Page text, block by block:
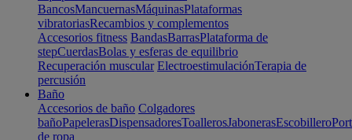
BancosMancuernasMáquinasPlataformas
vibratoriasRecambios y complementos
Accesorios fitness BandasBarrasPlataforma de
stepCuerdasBolas y esferas de equilibrio
Recuperación muscular ElectroestimulaciónTerapia de
percusión
Baño
Accesorios de baño Colgadores
bañoPapelerasDispensadoresToallerosJabonerasEscobillero
de ropa